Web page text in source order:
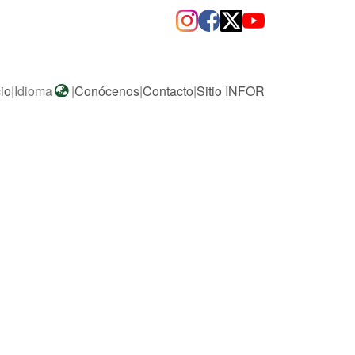
|Idioma |Conócenos|Contacto|Sitio INFOR